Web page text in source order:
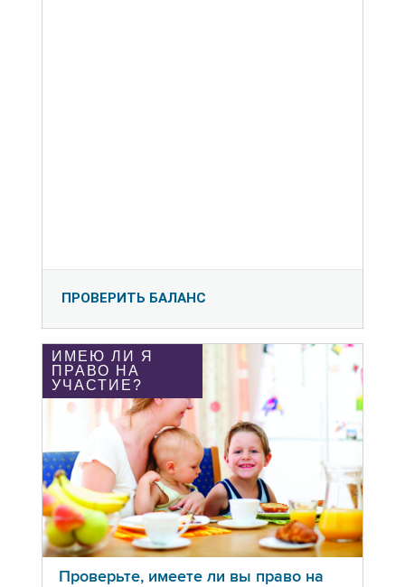
ПРОВЕРИТЬ БАЛАНС
ИМЕЮ ЛИ Я
ПРАВО НА
УЧАСТИЕ?
Проверьте, имеете ли вы право на